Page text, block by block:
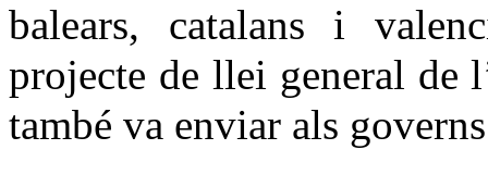
balears, catalans i
projecte de llei general de
també va enviar als